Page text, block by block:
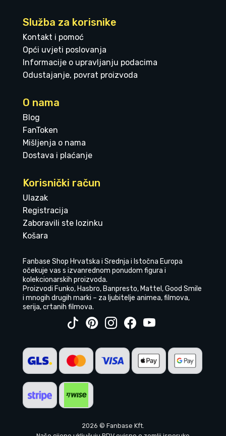
Služba za korisnike
Kontakt i pomoć
Opći uvjeti poslovanja
Informacije o upravljanju podacima
Odustajanje, povrat proizvoda
O nama
Blog
FanToken
Mišljenja o nama
Dostava i plaćanje
Korisnički račun
Ulazak
Registracija
Zaboravili ste lozinku
Košara
Fanbase Shop Hrvatska i Srednja i Istočna Europa
očekuje vas s izvanrednom ponudom figura i
kolekcionarskih proizvoda.
Proizvodi Funko, Hasbro, Banpresto, Mattel, Good Smile
i mnogih drugih marki – za ljubitelje animea, filmova,
serija, crtanih filmova.
2026 © Fanbase Kft.